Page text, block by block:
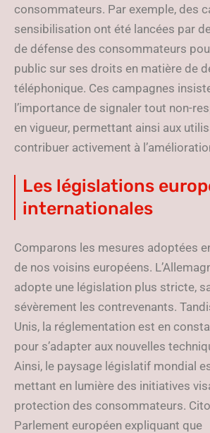
consommateurs. Par exemple, des
sensibilisation ont été lancées par
de défense des consommateurs
public sur ses droits en matière de
téléphonique. Ces campagnes
l’importance de signaler tout non-
en vigueur, permettant ainsi aux
contribuer activement à
Les législations
internationales
Comparons les mesures adoptées
de nos voisins européens.
adopte une législation plus stricte,
sévèrement les contrevenants.
Unis, la réglementation est en
pour s’adapter aux nouvelles
Ainsi, le paysage législatif mondial
mettant en lumière des initiatives
protection des consommateurs.
Parlement européen expliquant que